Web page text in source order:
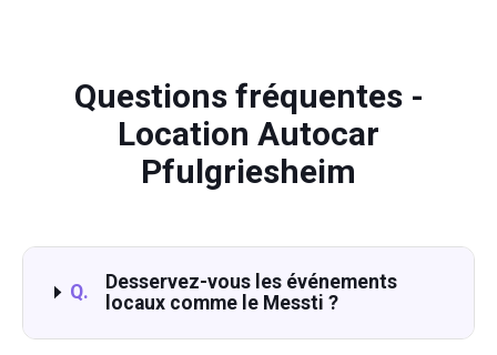
Questions fréquentes -
Location Autocar
Pfulgriesheim
Q.
Desservez-vous les événements
locaux comme le Messti ?